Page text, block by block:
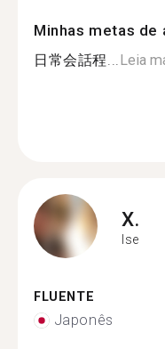
Minhas metas de
日常会話程... Leia
X.
Ise
FLUENTE
Japonês